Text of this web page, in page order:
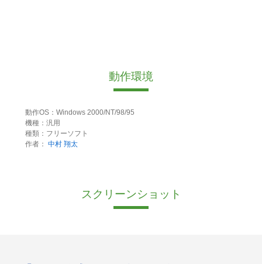
動作環境
動作OS：Windows 2000/NT/98/95
機種：汎用
種類：フリーソフト
作者： 中村 翔太
スクリーンショット